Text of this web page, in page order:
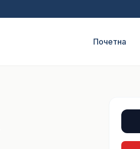
Почетна